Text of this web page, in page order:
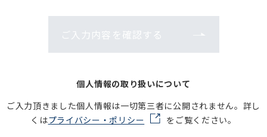
ご入力内容を確認する
個人情報の取り扱いについて
ご入力頂きました個人情報は一切第三者に公開されません。詳し
くはプライバシー・ポリシー をご覧ください。